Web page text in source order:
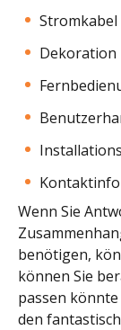
Stromkabel
Dekoration
Wenn Sie
benötigen,
können Sie
passen
den